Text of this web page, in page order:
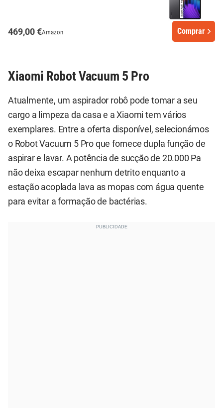
469,00 €Amazon Comprar
Xiaomi Robot Vacuum 5 Pro
Atualmente, um aspirador robô pode tomar a seu
cargo a limpeza da casa e a Xiaomi tem vários
exemplares. Entre a oferta disponível, selecionámos
o Robot Vacuum 5 Pro que fornece dupla função de
aspirar e lavar. A potência de sucção de 20.000 Pa
não deixa escapar nenhum detrito enquanto a
estação acoplada lava as mopas com água quente
para evitar a formação de bactérias.